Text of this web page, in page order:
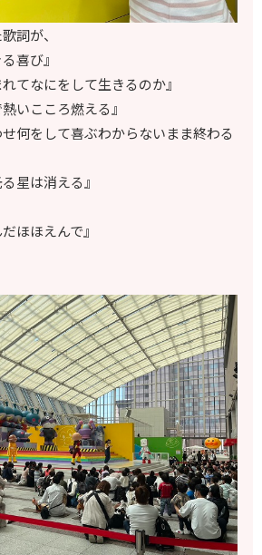
詞が、
喜び』
てなにをして生きるのか』
いこころ燃える』
せ何をして喜ぶわからないまま終わる
星は消える』
ほほえんで』